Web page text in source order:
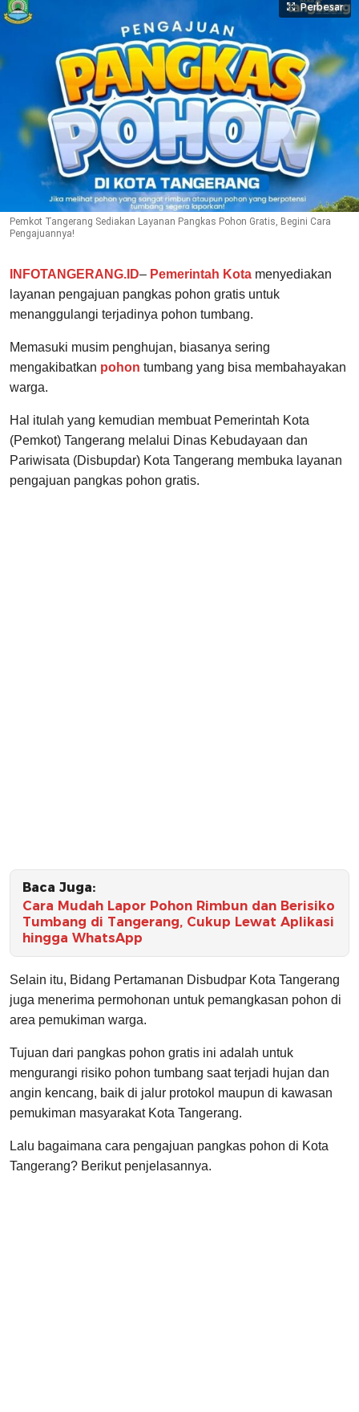
Perbesar
Pemkot Tangerang Sediakan Layanan Pangkas Pohon Gratis, Begini Cara
Pengajuannya!
INFOTANGERANG.ID– Pemerintah Kota menyediakan
layanan pengajuan pangkas pohon gratis untuk
menanggulangi terjadinya pohon tumbang.
Memasuki musim penghujan, biasanya sering
mengakibatkan pohon tumbang yang bisa membahayakan
warga.
Hal itulah yang kemudian membuat Pemerintah Kota
(Pemkot) Tangerang melalui Dinas Kebudayaan dan
Pariwisata (Disbupdar) Kota Tangerang membuka layanan
pengajuan pangkas pohon gratis.
Baca Juga:
Cara Mudah Lapor Pohon Rimbun dan Berisiko
Tumbang di Tangerang, Cukup Lewat Aplikasi
hingga WhatsApp
Selain itu, Bidang Pertamanan Disbudpar Kota Tangerang
juga menerima permohonan untuk pemangkasan pohon di
area pemukiman warga.
Tujuan dari pangkas pohon gratis ini adalah untuk
mengurangi risiko pohon tumbang saat terjadi hujan dan
angin kencang, baik di jalur protokol maupun di kawasan
pemukiman masyarakat Kota Tangerang.
Lalu bagaimana cara pengajuan pangkas pohon di Kota
Tangerang? Berikut penjelasannya.